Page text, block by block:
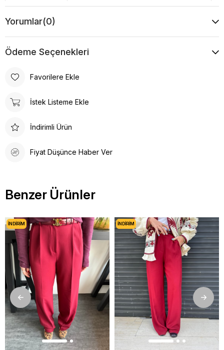
Kalıp Bol Kalıp
Boy
Desen Düz
Yorumlar(0)
Ödeme Seçenekleri
Favorilere Ekle
İstek Listeme Ekle
İndirimli Ürün
Fiyat Düşünce Haber Ver
Benzer Ürünler
İNDIRIM İNDIRIM